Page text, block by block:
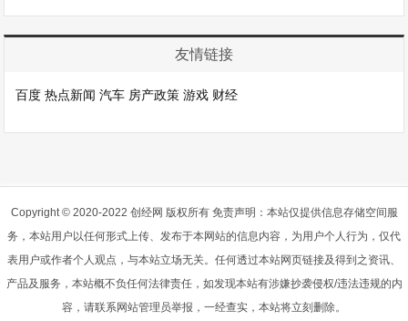
友情链接
百度 热点新闻 汽车 房产政策 游戏 财经
Copyright © 2020-2022 创经网 版权所有 免责声明：本站仅提供信息存储空间服
务，本站用户以任何形式上传、发布于本网站的信息内容，为用户个人行为，仅代
表用户或作者个人观点，与本站立场无关。任何透过本站网页链接及得到之资讯、
产品及服务，本站概不负任何法律责任，如发现本站有涉嫌抄袭侵权/违法违规的内
容，请联系网站管理员举报，一经查实，本站将立刻删除。